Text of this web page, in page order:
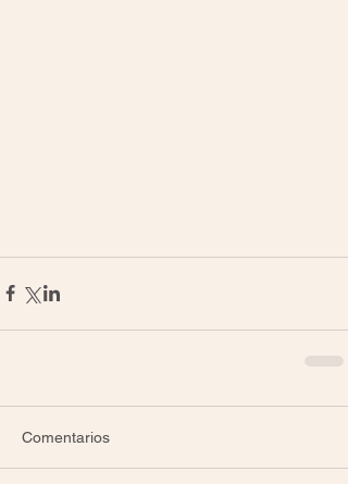
Comentarios